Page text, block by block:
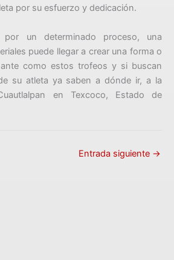
por su esfuerzo y dedicación.
un determinado proceso, una
puede llegar a crear una forma o
como estos trofeos y si buscan
su atleta ya saben a dónde ir, a la
en Texcoco, Estado de
Entrada siguiente →